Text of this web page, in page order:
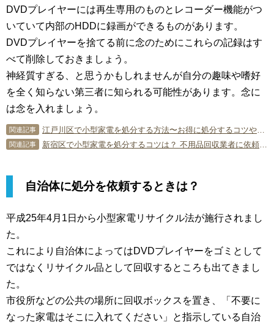
DVDプレイヤーには再生専用のものとレコーダー機能がつ
いていて内部のHDDに録画ができるものがあります。
DVDプレイヤーを捨てる前に念のためにこれらの記録はす
べて削除しておきましょう。
神経質すぎる、と思うかもしれませんが自分の趣味や嗜好
を全く知らない第三者に知られる可能性があります。念に
は念を入れましょう。
関連記事
関連記事
自治体に処分を依頼するときは？
平成25年4月1日から小型家電リサイクル法が施行されまし
た。
これにより自治体によってはDVDプレイヤーをゴミとして
ではなくリサイクル品として回収するところも出てきまし
た。
市役所などの公共の場所に回収ボックスを置き、「不要に
なった家電はそこに入れてください」と指示している自治